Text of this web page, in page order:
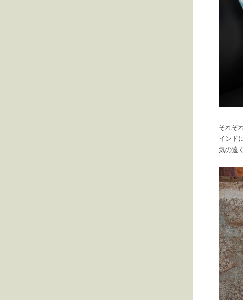
それぞ
インド
気の遠